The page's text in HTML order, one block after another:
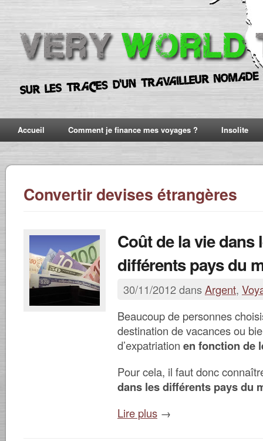
Accueil Comment je finance mes voyages ? Insolite
Convertir devises étrangères
Coût de la vie dans
différents pays du
30/11/2012 dansArgent,
Beaucoup de personnes
destination de vacances ou
d’expatriation en fonction de
Pour cela, il faut donc
dans les différents pays du
Lire plus →